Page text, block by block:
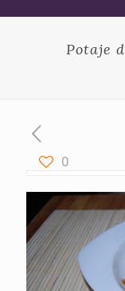
Potaje
0